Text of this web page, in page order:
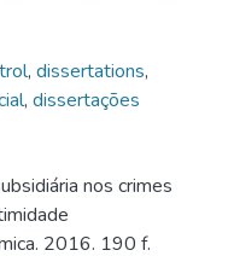
, dissertations,
, dissertações
nos crimes
2016. 190 f.